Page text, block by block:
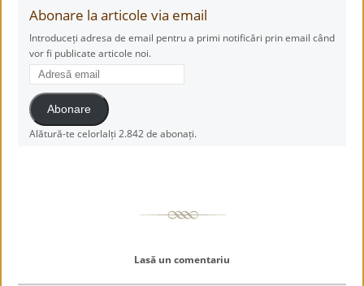
Abonare la articole via email
Introduceți adresa de email pentru a primi notificări prin email când
vor fi publicate articole noi.
Adresă
email
Abonare
Alătură-te celorlalți 2.842 de abonați.
Lasă un comentariu